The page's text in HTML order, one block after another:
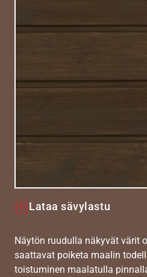
Lataa sävylastu
Näytön ruudulla näkyvät värit
saattavat poiketa maalin
toistuminen maalatulla